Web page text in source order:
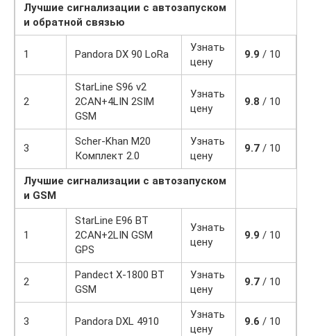
Лучшие сигнализации с автозапуском
и обратной связью
1 Pandora DX 90 LoRa
Узнать
цену
9.9 / 10
2
StarLine S96 v2
2CAN+4LIN 2SIM
GSM
Узнать
цену
9.8 / 10
3
Scher-Khan М20
Комплект 2.0
Узнать
цену
9.7 / 10
Лучшие сигнализации с автозапуском
и GSM
1
StarLine E96 BT
2CAN+2LIN GSM
GPS
Узнать
цену
9.9 / 10
2
Pandect X-1800 BT
GSM
Узнать
цену
9.7 / 10
3 Pandora DXL 4910
Узнать
цену
9.6 / 10